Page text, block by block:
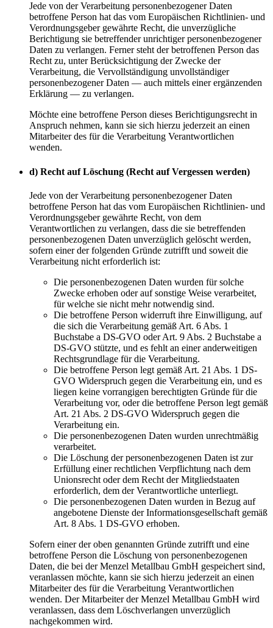
Jede von der Verarbeitung personenbezogener Daten
betroffene Person hat das vom Europäischen Richtlinien- und
Verordnungsgeber gewährte Recht, die unverzügliche
Berichtigung sie betreffender unrichtiger personenbezogener
Daten zu verlangen. Ferner steht der betroffenen Person das
Recht zu, unter Berücksichtigung der Zwecke der
Verarbeitung, die Vervollständigung unvollständiger
personenbezogener Daten — auch mittels einer ergänzenden
Erklärung — zu verlangen.
Möchte eine betroffene Person dieses Berichtigungsrecht in
Anspruch nehmen, kann sie sich hierzu jederzeit an einen
Mitarbeiter des für die Verarbeitung Verantwortlichen
wenden.
d) Recht auf Löschung (Recht auf Vergessen werden)
Jede von der Verarbeitung personenbezogener Daten
betroffene Person hat das vom Europäischen Richtlinien- und
Verordnungsgeber gewährte Recht, von dem
Verantwortlichen zu verlangen, dass die sie betreffenden
personenbezogenen Daten unverzüglich gelöscht werden,
sofern einer der folgenden Gründe zutrifft und soweit die
Verarbeitung nicht erforderlich ist:
Die personenbezogenen Daten wurden für solche
Zwecke erhoben oder auf sonstige Weise verarbeitet,
für welche sie nicht mehr notwendig sind.
Die betroffene Person widerruft ihre Einwilligung, auf
die sich die Verarbeitung gemäß Art. 6 Abs. 1
Buchstabe a DS-GVO oder Art. 9 Abs. 2 Buchstabe a
DS-GVO stützte, und es fehlt an einer anderweitigen
Rechtsgrundlage für die Verarbeitung.
Die betroffene Person legt gemäß Art. 21 Abs. 1 DS-
GVO Widerspruch gegen die Verarbeitung ein, und es
liegen keine vorrangigen berechtigten Gründe für die
Verarbeitung vor, oder die betroffene Person legt gemäß
Art. 21 Abs. 2 DS-GVO Widerspruch gegen die
Verarbeitung ein.
Die personenbezogenen Daten wurden unrechtmäßig
verarbeitet.
Die Löschung der personenbezogenen Daten ist zur
Erfüllung einer rechtlichen Verpflichtung nach dem
Unionsrecht oder dem Recht der Mitgliedstaaten
erforderlich, dem der Verantwortliche unterliegt.
Die personenbezogenen Daten wurden in Bezug auf
angebotene Dienste der Informationsgesellschaft gemäß
Art. 8 Abs. 1 DS-GVO erhoben.
Sofern einer der oben genannten Gründe zutrifft und eine
betroffene Person die Löschung von personenbezogenen
Daten, die bei der Menzel Metallbau GmbH gespeichert sind,
veranlassen möchte, kann sie sich hierzu jederzeit an einen
Mitarbeiter des für die Verarbeitung Verantwortlichen
wenden. Der Mitarbeiter der Menzel Metallbau GmbH wird
veranlassen, dass dem Löschverlangen unverzüglich
nachgekommen wird.